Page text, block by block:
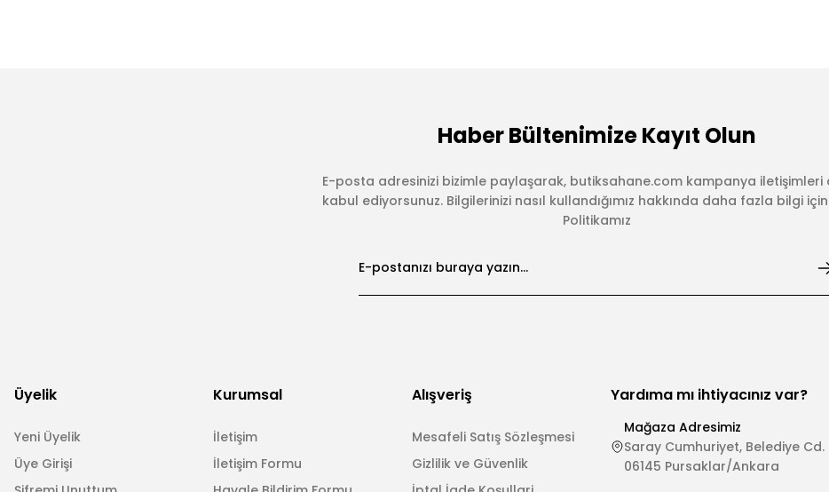
Haber Bültenimize Kayıt Olun
E-posta adresinizi bizimle paylaşarak, butiksahane.com kampanya iletişimleri
kabul ediyorsunuz. Bilgilerinizi nasıl kullandığımız hakkında daha fazla bilgi
Politikamız
Üyelik
Yeni Üyelik
Üye Girişi
Kurumsal
İletişim
İletişim Formu
Alışveriş
Mesafeli Satış Sözleşmesi
Gizlilik ve Güvenlik
Yardıma mı ihtiyacınız var?
Mağaza Adresimiz
Saray Cumhuriyet, Belediye Cd.
06145 Pursaklar/Ankara